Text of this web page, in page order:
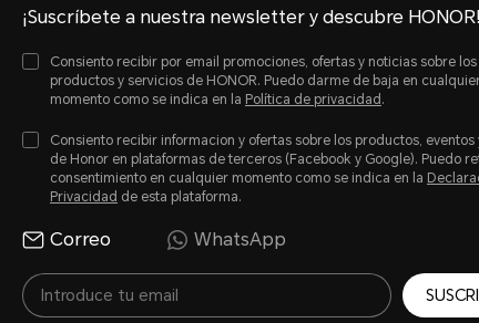
¡Suscríbete a nuestra newsletter y descubre HONOR!
Consiento recibir por email promociones, ofertas y noticias sobre los
productos y servicios de HONOR. Puedo darme de baja en
momento como se indica en la Política de privacidad .
Consiento recibir informacion y ofertas sobre los productos, eventos
de Honor en plataformas de terceros (Facebook y Google). Puedo
consentimiento en cualquier momento como se indica en la
Privacidad de esta plataforma.
Correo WhatsApp